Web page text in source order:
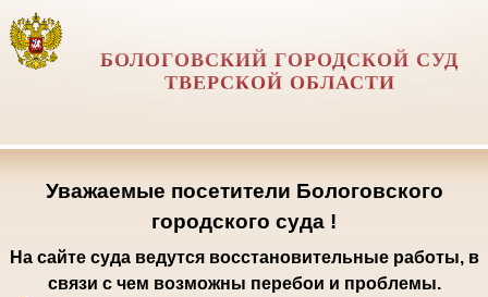
БОЛОГОВСКИЙ ГОРОДСКОЙ СУД
ТВЕРСКОЙ ОБЛАСТИ
Уважаемые посетители Бологовского
городского суда !
На сайте суда ведутся восстановительные работы, в
связи с чем возможны перебои и проблемы.